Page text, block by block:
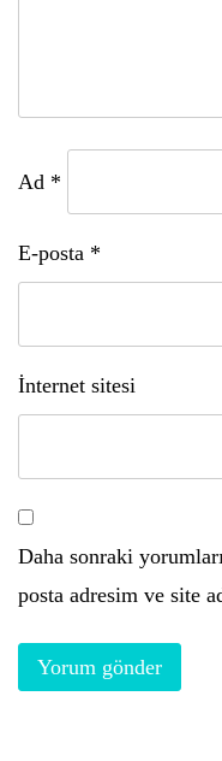
Ad *
E-posta *
İnternet sitesi
Daha sonraki
posta adresim ve site